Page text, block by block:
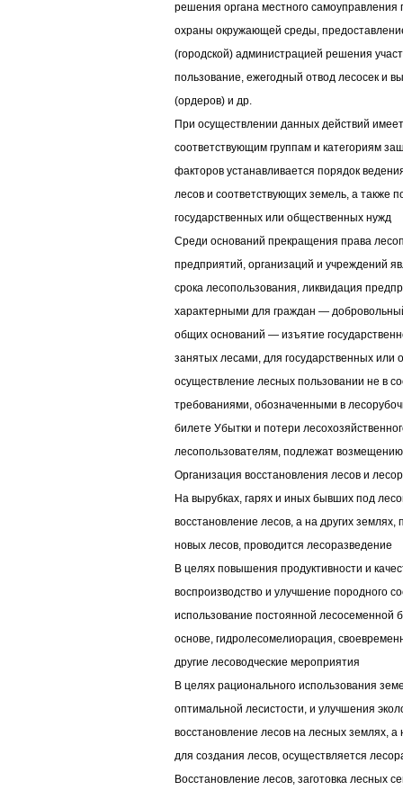
решения органа местного
охраны окружающей среды,
(городской) администрацией решения
пользование, ежегодный отвод лесосек и
(ордеров) и др.
При осуществлении данных действий
соответствующим группам и категориям
факторов устанавливается порядок
лесов и соответствующих земель, а также
государственных или общественных нужд
Среди оснований прекращения права
предприятий, организаций и учреждений
срока лесопользования, ликвидация
характерными для граждан —
общих оснований — изъятие
занятых лесами, для государственных или
осуществление лесных пользовании не в
требованиями, обозначенными в
билете Убытки и потери
лесопользователям, подлежат возмещению
Организация восстановления лесов и
На вырубках, гарях и иных бывших под
восстановление лесов, а на других
новых лесов, проводится лесоразведение
В целях повышения продуктивности и
воспроизводство и улучшение породного
использование постоянной лесосеменной
основе, гидролесомелиорация,
другие лесоводческие мероприятия
В целях рационального использования
оптимальной лесистости, и улучшения
восстановление лесов на лесных землях,
для создания лесов, осуществляется
Восстановление лесов, заготовка лесных